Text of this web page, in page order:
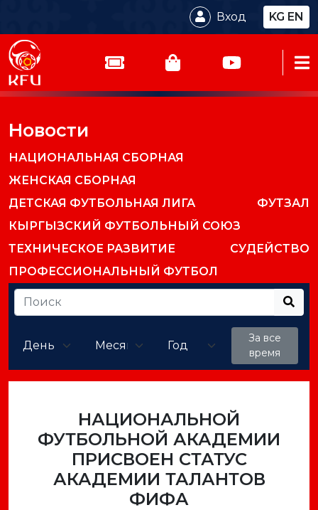
Вход KG EN
Новости
НАЦИОНАЛЬНАЯ СБОРНАЯ
ЖЕНСКАЯ СБОРНАЯ
ДЕТСКАЯ ФУТБОЛЬНАЯ ЛИГА
ФУТЗАЛ
КЫРГЫЗСКИЙ ФУТБОЛЬНЫЙ СОЮЗ
ТЕХНИЧЕСКОЕ РАЗВИТИЕ
СУДЕЙСТВО
ПРОФЕССИОНАЛЬНЫЙ ФУТБОЛ
За все
время
НАЦИОНАЛЬНОЙ
ФУТБОЛЬНОЙ АКАДЕМИИ
ПРИСВОЕН СТАТУС
АКАДЕМИИ ТАЛАНТОВ
ФИФА